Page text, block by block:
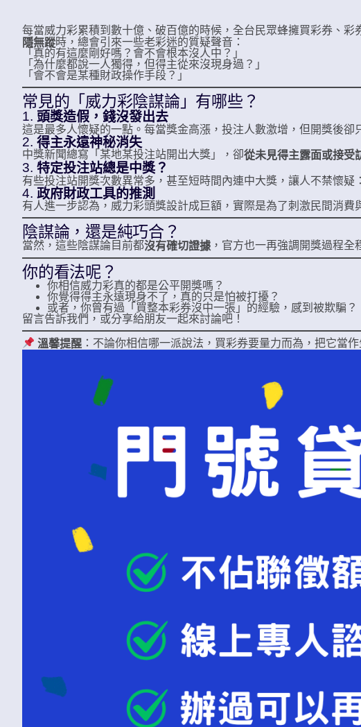
每當威力彩累積到數十億、破百億的時候，全台民眾蜂擁買彩券、
隱無蹤時，總會引來一些老彩迷的質疑聲音：
「真的有這麼剛好嗎？會不會根本沒人中？」
「為什麼都說一人獨得，但得主從來沒現身過？」
「會不會是某種財政操作手段？」
常見的「威力彩陰謀論」有哪些？
1. 頭獎造假，錢沒發出去
這是最多人懷疑的一點。每當獎金高漲，投注人數激增，但開獎後
2. 得主永遠神秘消失
中獎新聞總寫「某地某投注站開出大獎」，卻從未見得主露面或接受
3. 特定投注站總是中獎？
有些投注站開獎次數異常多，甚至短時間內連中大獎，讓人不禁懷
4. 政府財政工具的推測
有人進一步認為，威力彩頭獎設計成巨額，實際是為了刺激民間消費
陰謀論，還是純巧合？
當然，這些陰謀論目前都沒有確切證據 ，官方也一再強調開獎過程
你的看法呢？
你相信威力彩真的都是公平開獎嗎？
你覺得得主永遠現身不了，真的只是怕被打擾？
或者，你曾有過「買整本彩券沒中一張」的經驗，感到被欺騙？
留言告訴我們，或分享給朋友一起來討論吧！
溫馨提醒 ：不論你相信哪一派說法，買彩券要量力而為，把它當